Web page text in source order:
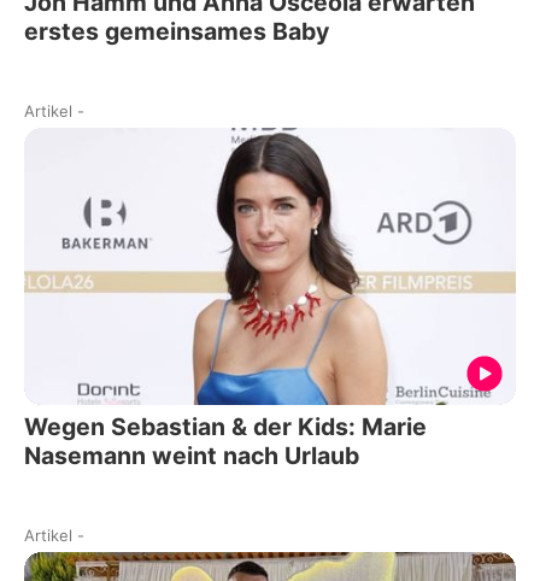
erstes gemeinsames Baby
Artikel -
Wegen Sebastian & der Kids: Marie
Nasemann weint nach Urlaub
Artikel -